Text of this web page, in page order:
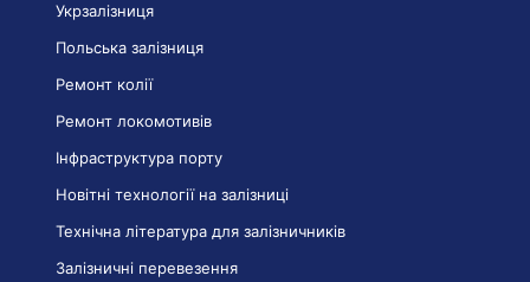
Укрзалізниця
Польська залізниця
Ремонт колії
Ремонт локомотивів
Інфраструктура порту
Новітні технології на залізниці
Технічна література для залізничників
Залізничні перевезення